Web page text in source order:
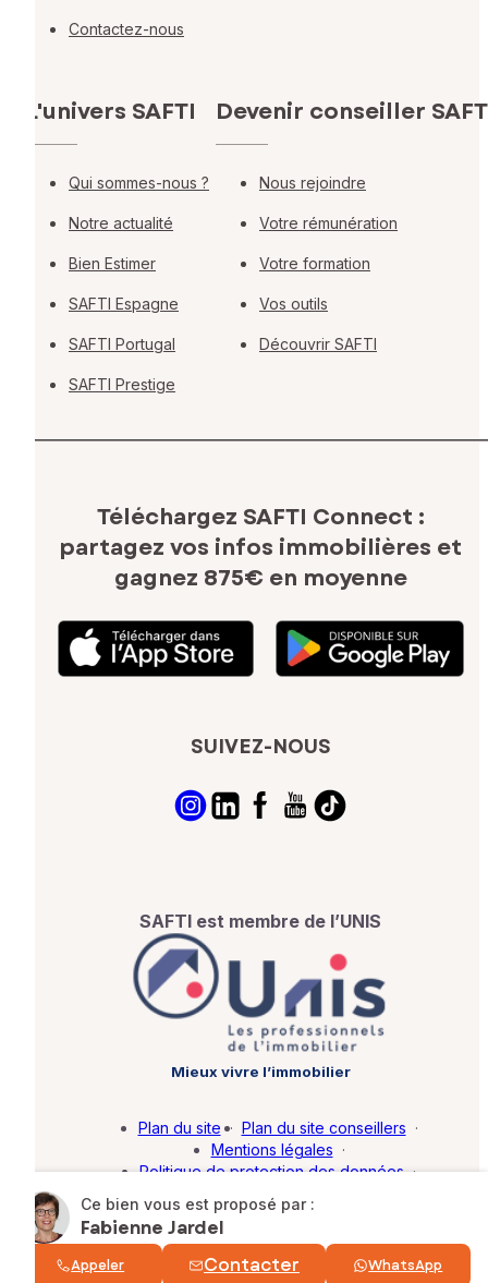
Ce bien vous est proposé par :
Fabienne Jardel
Appeler Contacter WhatsApp
Contactez-nous
L'univers SAFTI
Qui sommes-nous ?
Notre actualité
Bien Estimer
SAFTI Espagne
SAFTI Portugal
SAFTI Prestige
Devenir conseiller
Nous rejoindre
Votre rémunération
Votre formation
Vos outils
Découvrir SAFTI
Téléchargez SAFTI Connect :
partagez vos infos immobilières et
gagnez 875€ en moyenne
SUIVEZ-NOUS
SAFTI est membre de l’UNIS
Mieux vivre l’immobilier
© SAFTI 2026. Tous droits réservés.
Plan du site · Plan du site conseillers ·
Mentions légales ·
Politique de protection des données ·